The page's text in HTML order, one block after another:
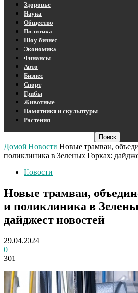
Здоровье
Наука
Общество
Политика
Шоу бизнес
Экономика
Финансы
Авто
Бизнес
Спорт
Грибы
Животные
Памятники и скульптуры
Растения
Домой Новости Новые трамваи,
поликлиника в Зеленых Горках:
Новости
Новые трамваи,
и поликлиника в
дайджест новостей
29.04.2024
0
301